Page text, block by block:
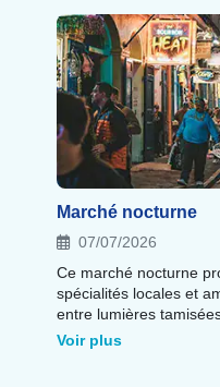
Marché nocturne
07/07/2026
Ce marché nocturne
spécialités locales et
entre lumières
gourmandes.
Voir plus